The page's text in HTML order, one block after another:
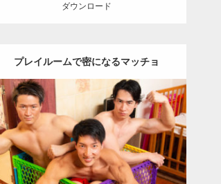
ダウンロード
プレイルームで密になるマッチョ
Update:
2023.02.11
Category: 筋肉銭湯2 その他 YOSHI
AKIHITO(細マッチョ) SOSUKE 肩 上腕
二頭筋 川口 (埼玉)